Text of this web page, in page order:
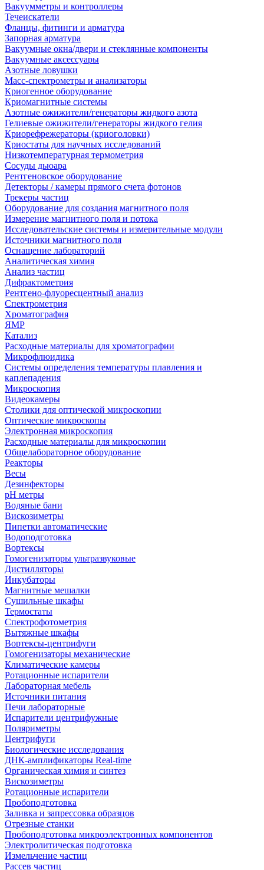
Вакуумметры и контроллеры
Течеискатели
Фланцы, фитинги и арматура
Запорная арматура
Вакуумные окна/двери и стеклянные компоненты
Вакуумные аксессуары
Азотные ловушки
Масс-спектрометры и анализаторы
Криогенное оборудование
Криомагнитные системы
Азотные ожижители/генераторы жидкого азота
Гелиевые ожижители/генераторы жидкого гелия
Криорефрежераторы (криоголовки)
Криостаты для научных исследований
Низкотемпературная термометрия
Сосуды дьюара
Рентгеновское оборудование
Детекторы / камеры прямого счета фотонов
Трекеры частиц
Оборудование для создания магнитного поля
Измерение магнитного поля и потока
Исследовательские системы и измерительные модули
Источники магнитного поля
Оснащение лабораторий
Аналитическая химия
Анализ частиц
Дифрактометрия
Рентгено-флуоресцентный анализ
Спектрометрия
Хроматография
ЯМР
Катализ
Расходные материалы для хроматографии
Микрофлюидика
Системы определения температуры плавления и
каплепадения
Микроскопия
Видеокамеры
Столики для оптической микроскопии
Оптические микроскопы
Электронная микроскопия
Расходные материалы для микроскопии
Общелабораторное оборудование
Реакторы
Весы
Дезинфекторы
рН метры
Водяные бани
Вискозиметры
Пипетки автоматические
Водоподготовка
Вортексы
Гомогенизаторы ультразвуковые
Дистилляторы
Инкубаторы
Магнитные мешалки
Сушильные шкафы
Термостаты
Спектрофотометрия
Вытяжные шкафы
Вортексы-центрифуги
Гомогенизаторы механические
Климатические камеры
Ротационные испарители
Лабораторная мебель
Источники питания
Печи лабораторные
Испарители центрифужные
Поляриметры
Центрифуги
Биологические исследования
ДНК-амплификаторы Real-time
Органическая химия и синтез
Вискозиметры
Ротационные испарители
Пробоподготовка
Заливка и запрессовка образцов
Отрезные станки
Пробоподготовка микроэлектронных компонентов
Электролитическая подготовка
Измельчение частиц
Рассев частиц